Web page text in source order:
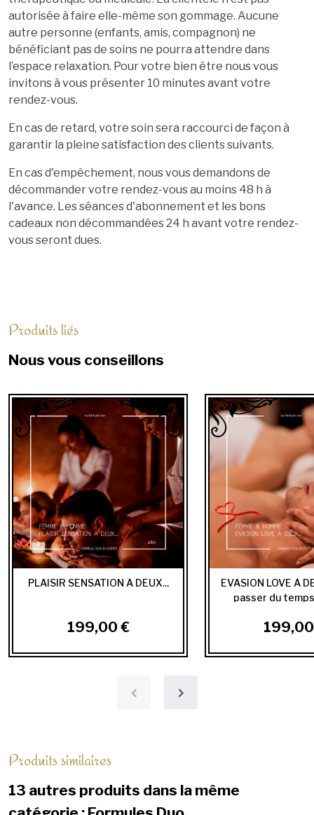
autorisée à faire elle-même son gommage. Aucune
autre personne (enfants, amis, compagnon) ne
bénéficiant pas de soins ne pourra attendre dans
l’espace relaxation. Pour votre bien être nous vous
invitons à vous présenter 10 minutes avant votre
rendez-vous.
En cas de retard, votre soin sera raccourci de façon à
garantir la pleine satisfaction des clients suivants.
En cas d'empêchement, nous vous demandons de
décommander votre rendez-vous au moins 48 h à
l'avance. Les séances d'abonnement et les bons
cadeaux non décommandées 24 h avant votre rendez-
vous seront dues.
Produits liés
Nous vous conseillons
PLAISIR SENSATION A DEUX...
199,00 €
EVASION LOVE A
passer du
Produits similaires
13 autres produits dans la même